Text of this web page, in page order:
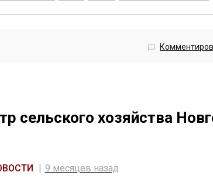
сельского хозяйства
9 месяцев назад